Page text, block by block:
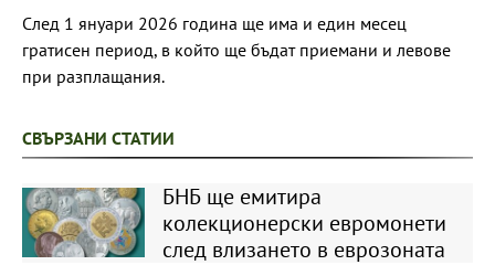
След 1 януари 2026 година ще има и един месец
гратисен период, в който ще бъдат приемани и левове
при разплащания.
СВЪРЗАНИ СТАТИИ
БНБ ще емитира
колекционерски евромонети
след влизането в еврозоната